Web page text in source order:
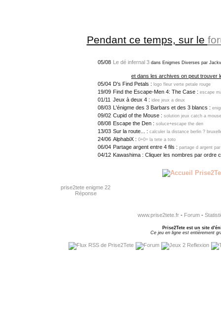
Pendant ce temps, sur le
05/08 Le dé infernal 3 dans Enigmes Diverses par
et dans les archives on peut trouver
05/04 D's Find Petals : logo fleur verte petale rouge
19/09 Find the Escape-Men 4: The Case : escape
01/11 Jeux à deux 4 : idee jeux a deux
08/03 L'énigme des 3 Barbars et des 3 blancs :
09/02 Cupid of the Mouse : solution jeux catch a
08/08 Escape the Den : soluce+escape the den
13/03 Sur la route... : calculer la distance berlin ?
24/06 AlphabiX : 0+0= la tete a toto
06/04 Partage argent entre 4 fils : partage d argent
04/12 Kawashima : Cliquer les nombres par ordre
prise2tete enigme 22
Réponse
www.prise2tete.fr- Forum-
Prise2Tete est un site
Ce jeu en ligne est entièrement